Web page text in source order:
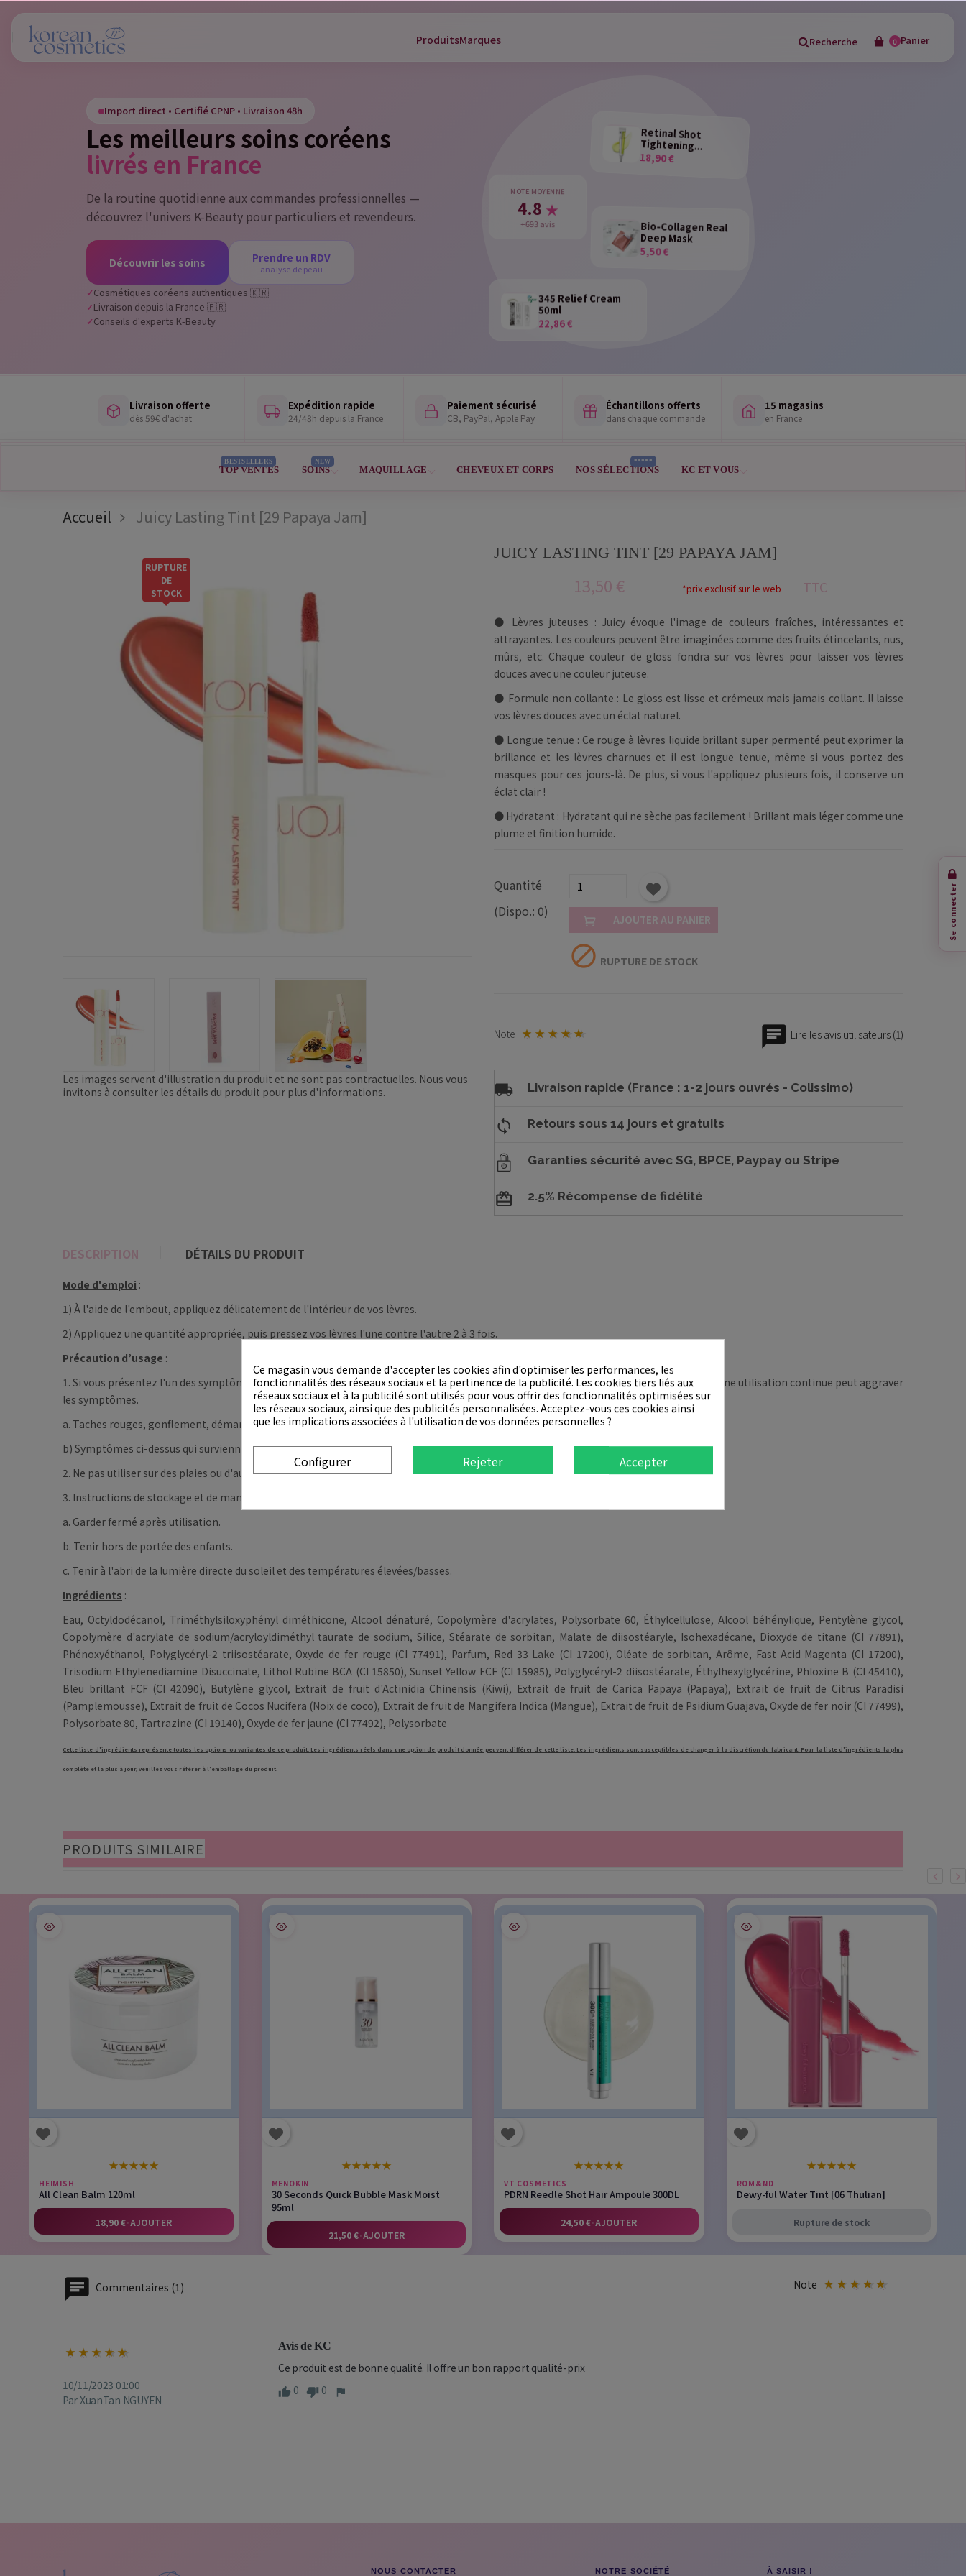
ProduitsMarques Recherche 0 Panier
Se connecter
Import direct • Certifié CPNP • Livraison 48h
Les meilleurs soins coréens
livrés en France
De la routine quotidienne aux commandes professionnelles —
découvrez l'univers K-Beauty pour particuliers et revendeurs.
Découvrir les soins Prendre un RDV
analyse de peau
Cosmétiques coréens authentiques 🇰🇷
Livraison depuis la France 🇫🇷
Conseils d'experts K-Beauty
Retinal Shot
Tightening...
18,90 €
345 Relief Cream
50ml
22,86 €
Bio-Collagen Real
Deep Mask
5,50 €
NOTE MOYENNE
4.8 ★
+693 avis
Livraison offerte
dès 59€ d'achat
Expédition rapide
24/48h depuis la France
Paiement sécurisé
CB, PayPal, Apple Pay
Échantillons offerts
dans chaque commande
15 magasins
en France
TOP VENTES
BESTSELLERS
SOINS
NEW
MAQUILLAGE CHEVEUX ET CORPS NOS SÉLECTIONS
*****
KC ET VOUS
Accueil Juicy Lasting Tint [29 Papaya Jam]
RUPTURE
DE
STOCK
Les images servent d'illustration du produit et ne sont pas contractuelles. Nous vous
invitons à consulter les détails du produit pour plus d'informations.
JUICY LASTING TINT [29 PAPAYA JAM]
13,50 € *prix exclusif sur le web TTC
● Lèvres juteuses : Juicy évoque l'image de couleurs fraîches, intéressantes et
attrayantes. Les couleurs peuvent être imaginées comme des fruits étincelants, nus,
mûrs, etc. Chaque couleur de gloss fondra sur vos lèvres pour laisser vos lèvres
douces avec une couleur juteuse.
● Formule non collante : Le gloss est lisse et crémeux mais jamais collant. Il laisse
vos lèvres douces avec un éclat naturel.
● Longue tenue : Ce rouge à lèvres liquide brillant super permenté peut exprimer la
brillance et les lèvres charnues et il est longue tenue, même si vous portez des
masques pour ces jours-là. De plus, si vous l'appliquez plusieurs fois, il conserve un
éclat clair !
● Hydratant : Hydratant qui ne sèche pas facilement ! Brillant mais léger comme une
plume et finition humide.
Quantité
(Dispo.: 0)
AJOUTER AU PANIER
block RUPTURE DE STOCK
Note Lire les avis utilisateurs (1)
Livraison rapide (France : 1-2 jours ouvrés - Colissimo)
Retours sous 14 jours et gratuits
Garanties sécurité avec SG, BPCE, Paypay ou Stripe
2.5% Récompense de fidélité
DESCRIPTION DÉTAILS DU PRODUIT
Mode d'emploi :
1) À l'aide de l'embout, appliquez délicatement de l'intérieur de vos lèvres.
2) Appliquez une quantité appropriée, puis pressez vos lèvres l'une contre l'autre 2 à 3 fois.
Précaution d’usage :
1. Si vous présentez l'un des symptômes suivants pendant l'utilisation, arrêtez immédiatement de l'utiliser et consultez un médecin car une utilisation continue peut aggraver
les symptômes.
a. Taches rouges, gonflement, démangeaisons, irritation, etc. pendant l'utilisation
b) Symptômes ci-dessus qui surviennent après une exposition directe au soleil
2. Ne pas utiliser sur des plaies ou d'autres zones affectées telles que l'eczéma et la dermatite.
3. Instructions de stockage et de manipulation
a. Garder fermé après utilisation.
b. Tenir hors de portée des enfants.
c. Tenir à l'abri de la lumière directe du soleil et des températures élevées/basses.
Ingrédients :
Eau, Octyldodécanol, Triméthylsiloxyphényl diméthicone, Alcool dénaturé, Copolymère d'acrylates, Polysorbate 60, Éthylcellulose, Alcool béhénylique, Pentylène glycol,
Copolymère d'acrylate de sodium/acryloyldiméthyl taurate de sodium, Silice, Stéarate de sorbitan, Malate de diisostéaryle, Isohexadécane, Dioxyde de titane (CI 77891),
Phénoxyéthanol, Polyglycéryl-2 triisostéarate, Oxyde de fer rouge (CI 77491), Parfum, Red 33 Lake (CI 17200), Oléate de sorbitan, Arôme, Fast Acid Magenta (CI 17200),
Trisodium Ethylenediamine Disuccinate, Lithol Rubine BCA (CI 15850), Sunset Yellow FCF (CI 15985), Polyglycéryl-2 diisostéarate, Éthylhexylglycérine, Phloxine B (CI 45410),
Bleu brillant FCF (CI 42090), Butylène glycol, Extrait de fruit d'Actinidia Chinensis (Kiwi), Extrait de fruit de Carica Papaya (Papaya), Extrait de fruit de Citrus Paradisi
(Pamplemousse), Extrait de fruit de Cocos Nucifera (Noix de coco), Extrait de fruit de Mangifera Indica (Mangue), Extrait de fruit de Psidium Guajava, Oxyde de fer noir (CI 77499),
Polysorbate 80, Tartrazine (CI 19140), Oxyde de fer jaune (CI 77492), Polysorbate
Cette liste d'ingrédients représente toutes les options ou variantes de ce produit. Les ingrédients réels dans une option de produit donnée peuvent différer de cette liste. Les ingrédients sont susceptibles de changer à la discrétion du fabricant. Pour la liste d'ingrédients la plus
complète et la plus à jour, veuillez vous référer à l'emballage du produit.
PRODUITS SIMILAIRE
★★★★★
HEIMISH
All Clean Balm 120ml
18,90 €·AJOUTER
★★★★★
MENOKIN
30 Seconds Quick Bubble Mask Moist
95ml
21,50 €·AJOUTER
★★★★★
VT COSMETICS
PDRN Reedle Shot Hair Ampoule 300DL
24,50 €·AJOUTER
★★★★★
ROM&ND
Dewy-ful Water Tint [06 Thulian]
Rupture de stock
Commentaires (1) Note
10/11/2023 01:00
Par XuanTan NGUYEN
Avis de KC
Ce produit est de bonne qualité. Il offre un bon rapport qualité-prix
0
0
NOUS CONTACTER NOTRE SOCIÉTÉ À SAISIR !
Ce magasin vous demande d'accepter les cookies afin d'optimiser les performances, les
fonctionnalités des réseaux sociaux et la pertinence de la publicité. Les cookies tiers liés aux
réseaux sociaux et à la publicité sont utilisés pour vous offrir des fonctionnalités optimisées sur
les réseaux sociaux, ainsi que des publicités personnalisées. Acceptez-vous ces cookies ainsi
que les implications associées à l'utilisation de vos données personnelles ?
Configurer Rejeter Accepter